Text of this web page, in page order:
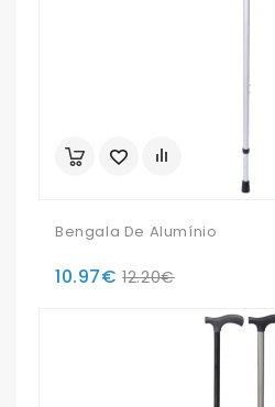
Bengala De Alumínio
10.97€ 12.20€